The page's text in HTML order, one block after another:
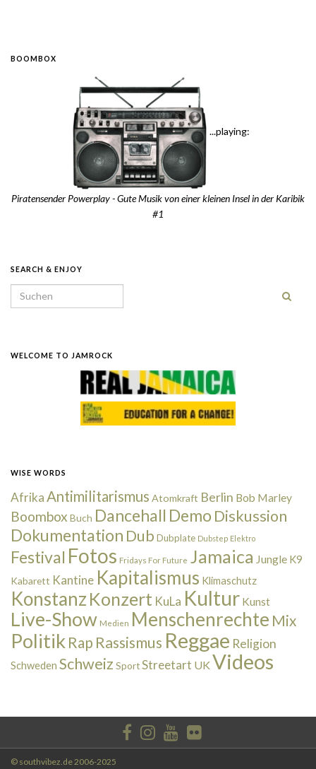
BOOMBOX
...playing:
Piratensender Powerplay - Gute Musik von einer kleinen Insel in der Karibik
#1
SEARCH & ENJOY
Search for:
WELCOME TO JAMROCK
WISE WORDS
AfrikaAntimilitarismus Atomkraft Berlin Bob Marley
Boombox Buch Dancehall Demo Diskussion
Dokumentation Dub Dubplate Dubstep Elektro
Festival Fotos Fridays For Future Jamaica Jungle K9
Kabarett Kantine Kapitalismus Klimaschutz
Konstanz Konzert KuLa Kultur Kunst
Live-Show Medien Menschenrechte Mix
Politik Rap Rassismus Reggae Religion
Schweden Schweiz SportStreetart UKVideos
© southvibez.de 2006-2025